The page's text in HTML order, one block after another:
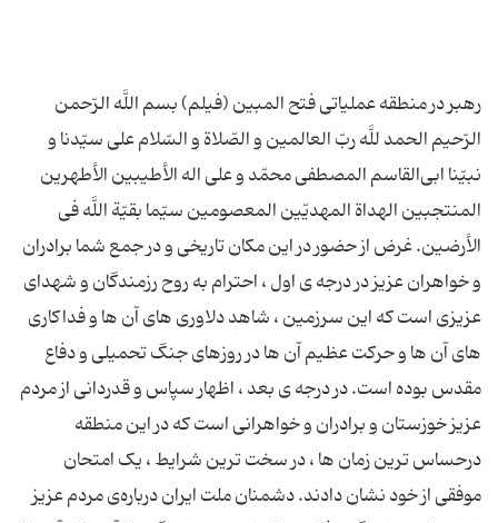
رهبر در منطقه عملیاتی فتح المبین (فیلم) بسم ‌اللَّه ‌الرّحمن
‌الرّحیم‌ الحمد للَّه ربّ العالمین و الصّلاة و السّلام على سیّدنا و
نبیّنا ابى‌القاسم المصطفى محمّد و على اله الأطیبین الأطهرین
المنتجبین الهداة المهدیّین المعصومین سیّما بقیّة اللَّه فى
الأرضین. غرض از حضور در این مکان تاریخى و در جمع شما برادران
و خواهران عزیز در درجه ‌ى اول ، احترام به روح رزمندگان و شهداى
عزیزى است که این سرزمین ، شاهد دلاوری هاى آن ها و فداکاری
هاى آن ها و حرکت عظیم آن ها در روزهاى جنگ تحمیلى و دفاع
مقدس بوده است. در درجه ‌ى بعد ، اظهار سپاس و قدردانى از مردم
عزیز خوزستان و برادران و خواهرانى است که در این منطقه
درحساس ‌ترین زمان ها ، در سخت ‌ترین شرایط ، یک امتحان
موفقى از خود نشان دادند. دشمنان ملت ایران درباره‌ى مردم عزیز